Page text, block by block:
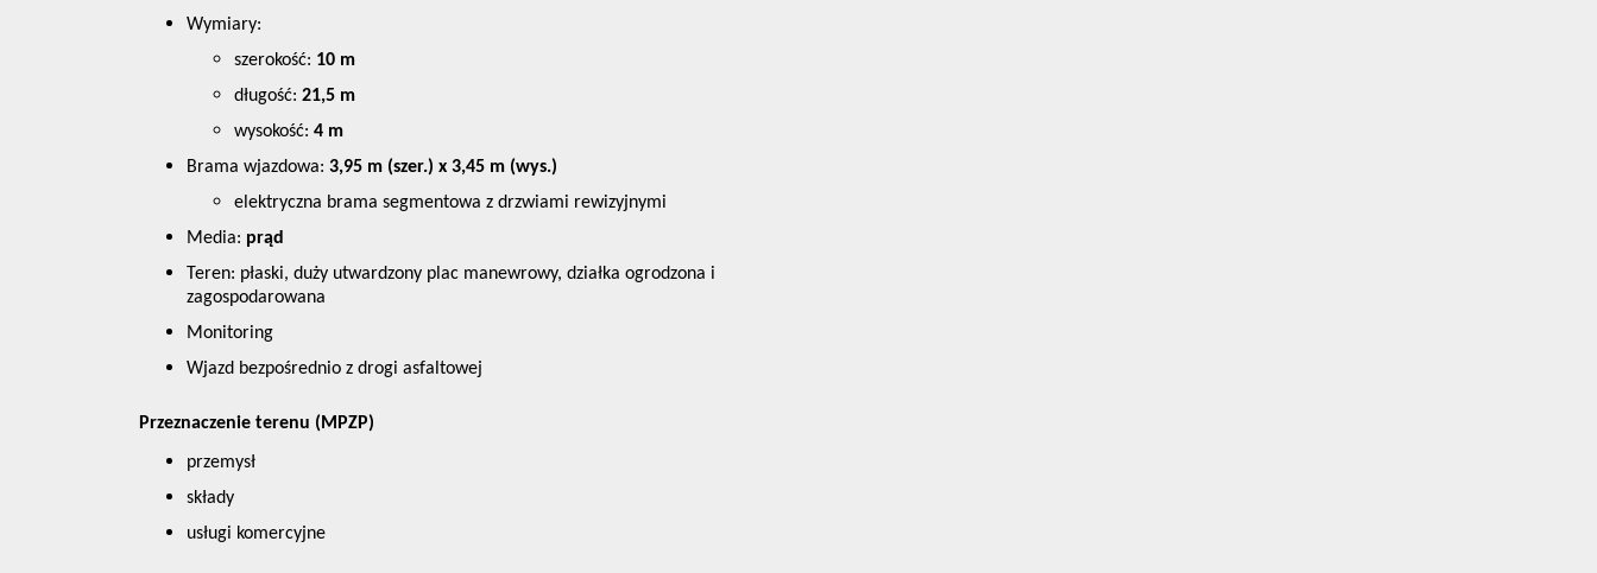
Wymiary:
szerokość: 10 m
długość: 21,5 m
wysokość: 4 m
Brama wjazdowa: 3,95 m (szer.) x 3,45 m (wys.)
elektryczna brama segmentowa z drzwiami rewizyjnymi
Media: prąd
Teren: płaski, duży utwardzony plac manewrowy, działka ogrodzona i
zagospodarowana
Monitoring
Wjazd bezpośrednio z drogi asfaltowej
Przeznaczenie terenu (MPZP)
przemysł
składy
usługi komercyjne